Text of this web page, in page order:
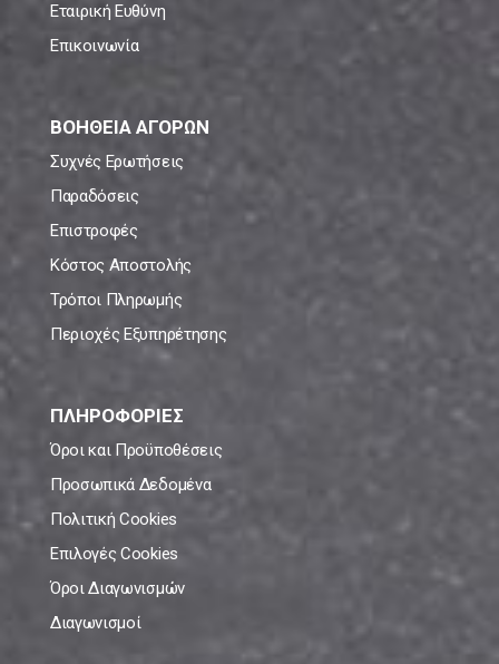
Εταιρική Ευθύνη
Επικοινωνία
ΒΟΗΘΕΙΑ ΑΓΟΡΩΝ
Συχνές Ερωτήσεις
Παραδόσεις
Επιστροφές
Κόστος Αποστολής
Τρόποι Πληρωμής
Περιοχές Εξυπηρέτησης
ΠΛΗΡΟΦΟΡΙΕΣ
Όροι και Προϋποθέσεις
Προσωπικά Δεδομένα
Πολιτική Cookies
Επιλογές Cookies
Όροι Διαγωνισμών
Διαγωνισμοί